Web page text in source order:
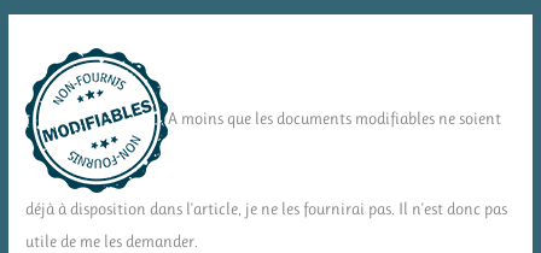
A moins que les documents modifiables ne soient
déjà à disposition dans l'article, je ne les fournirai pas. Il n'est donc pas
utile de me les demander.